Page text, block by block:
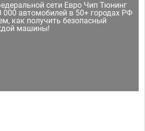
сети Евро Чип Тюнинг
000 автомобилей в 50+ городах РФ
как получить безопасный
машины!